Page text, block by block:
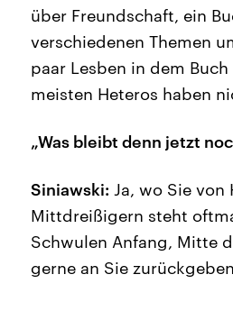
über Freundschaft, ein
verschiedenen Themen
paar Lesben in dem
meisten Heteros haben
„Was bleibt denn jetzt
Siniawski: Ja, wo Sie von
Mittdreißigern steht
Schwulen Anfang, Mitte
gerne an Sie